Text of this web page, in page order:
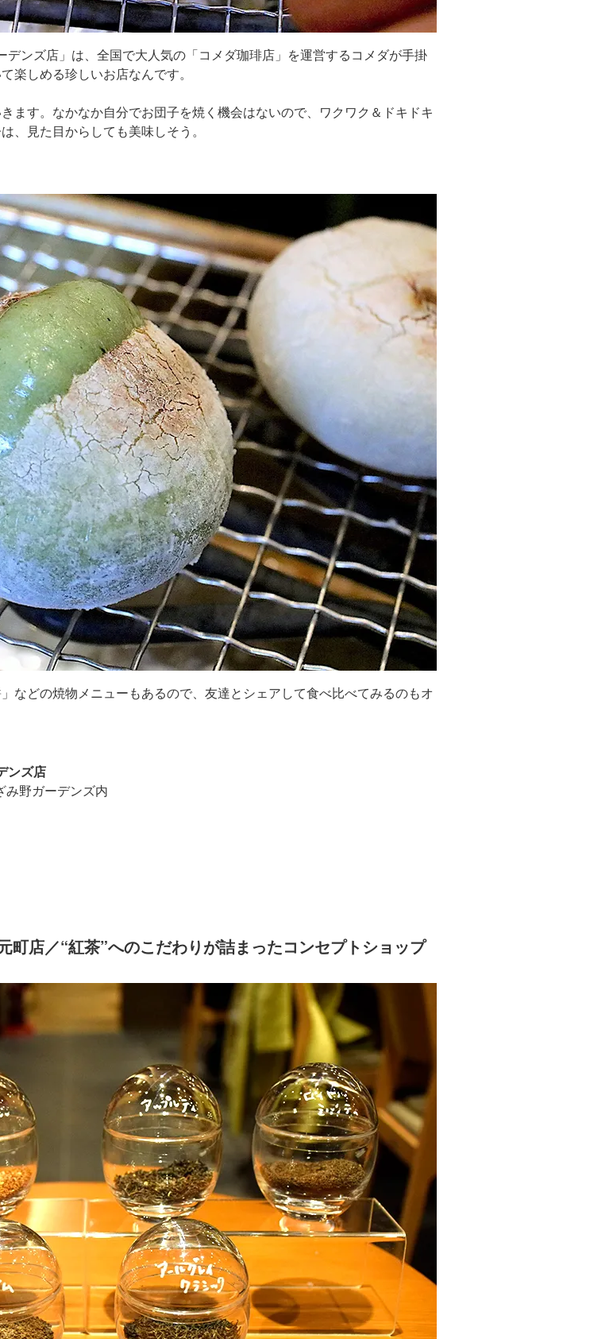
デンズ店」は、全国で大人気の「コメダ珈琲店」を運営するコメダが手掛
楽しめる珍しいお店なんです。
ます。なかなか自分でお団子を焼く機会はないので、ワクワク＆ドキドキ
、見た目からしても美味しそう。
などの焼物メニューもあるので、友達とシェアして食べ比べてみるのもオ
ンズ店
み野ガーデンズ内
町店／“紅茶”へのこだわりが詰まったコンセプトショップ